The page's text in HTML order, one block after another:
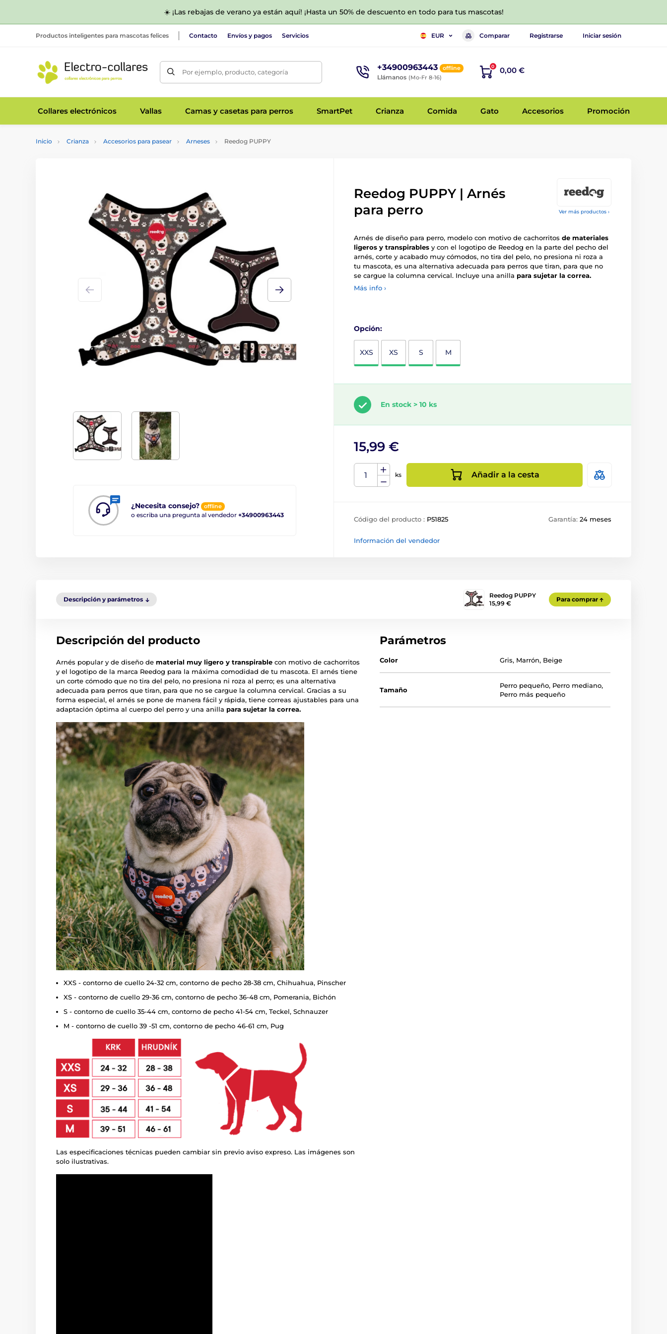
☀️ ¡Las rebajas de verano ya están aquí! ¡Hasta un 50% de descuento en todo para tus mascotas!
Productos inteligentes para mascotas felices Contacto Envíos y pagos Servicios EUR Comparar Registrarse Iniciar sesión
Por ejemplo, producto, categoría +34900963443 offline
Llámanos (Mo-Fr 8-16)
0 0,00 €
Collares electrónicos Vallas Camas y casetas para perros SmartPet Crianza Comida Gato Accesorios Promoción
Inicio Crianza Accesorios para pasear Arneses Reedog PUPPY
Ver más productos ›
¿Necesita consejo? offline
o escriba una pregunta al vendedor +34900963443
Reedog PUPPY | Arnés
para perro
Arnés de diseño para perro, modelo con motivo de cachorritos de materiales
ligeros y transpirables y con el logotipo de Reedog en la parte del pecho del
arnés, corte y acabado muy cómodos, no tira del pelo, no presiona ni roza a
tu mascota, es una alternativa adecuada para perros que tiran, para que no
se cargue la columna cervical. Incluye una anilla para sujetar la correa.
Más info ›
Opción:
XXS XS S M
En stock > 10 ks
15,99 €
ks Añadir a la cesta
Código del producto : P51825 Garantía: 24 meses
Información del vendedor
Descripción y parámetros
Reedog PUPPY
15,99 €
Para comprar
Descripción del producto
Arnés popular y de diseño de material muy ligero y transpirable con motivo de cachorritos
y el logotipo de la marca Reedog para la máxima comodidad de tu mascota. El arnés tiene
un corte cómodo que no tira del pelo, no presiona ni roza al perro; es una alternativa
adecuada para perros que tiran, para que no se cargue la columna cervical. Gracias a su
forma especial, el arnés se pone de manera fácil y rápida, tiene correas ajustables para una
adaptación óptima al cuerpo del perro y una anilla para sujetar la correa.
XXS - contorno de cuello 24-32 cm, contorno de pecho 28-38 cm, Chihuahua, Pinscher
XS - contorno de cuello 29-36 cm, contorno de pecho 36-48 cm, Pomerania, Bichón
S - contorno de cuello 35-44 cm, contorno de pecho 41-54 cm, Teckel, Schnauzer
M - contorno de cuello 39 -51 cm, contorno de pecho 46-61 cm, Pug
Las especificaciones técnicas pueden cambiar sin previo aviso expreso. Las imágenes son
solo ilustrativas.
Parámetros
Color Gris, Marrón, Beige
Tamaño
Perro pequeño, Perro mediano,
Perro más pequeño